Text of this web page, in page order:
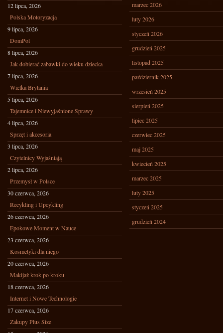
12 lipca, 2026
Polska Motoryzacja
9 lipca, 2026
DomPol
8 lipca, 2026
Jak dobierać zabawki do wieku dziecka
7 lipca, 2026
Wielka Brytania
5 lipca, 2026
Tajemnice i Niewyjaśnione Sprawy
4 lipca, 2026
Sprzęt i akcesoria
3 lipca, 2026
Czytelnicy Wyjaśniają
2 lipca, 2026
Przemysł w Polsce
30 czerwca, 2026
Recykling i Upcykling
26 czerwca, 2026
Epokowe Moment w Nauce
23 czerwca, 2026
Kosmetyki dla niego
20 czerwca, 2026
Makijaż krok po kroku
18 czerwca, 2026
Internet i Nowe Technologie
17 czerwca, 2026
Zakupy Plus Size
marzec 2026
luty 2026
styczeń 2026
grudzień 2025
listopad 2025
październik 2025
wrzesień 2025
sierpień 2025
lipiec 2025
czerwiec 2025
maj 2025
kwiecień 2025
marzec 2025
luty 2025
styczeń 2025
grudzień 2024